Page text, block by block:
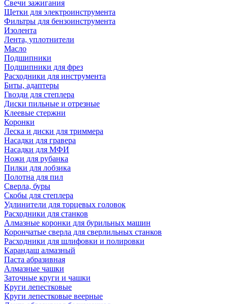
Свечи зажигания
Щетки для электроинструмента
Фильтры для бензоинструмента
Изолента
Лента, уплотнители
Масло
Подшипники
Подшипники для фрез
Расходники для инструмента
Биты, адаптеры
Гвозди для степлера
Диски пильные и отрезные
Клеевые стержни
Коронки
Леска и диски для триммера
Насадки для гравера
Насадки для МФИ
Ножи для рубанка
Пилки для лобзика
Полотна для пил
Сверла, буры
Скобы для степлера
Удлинители для торцевых головок
Расходники для станков
Алмазные коронки для бурильных машин
Корончатые сверла для сверлильных станков
Расходники для шлифовки и полировки
Карандаш алмазный
Паста абразивная
Алмазные чашки
Заточные круги и чашки
Круги лепестковые
Круги лепестковые веерные